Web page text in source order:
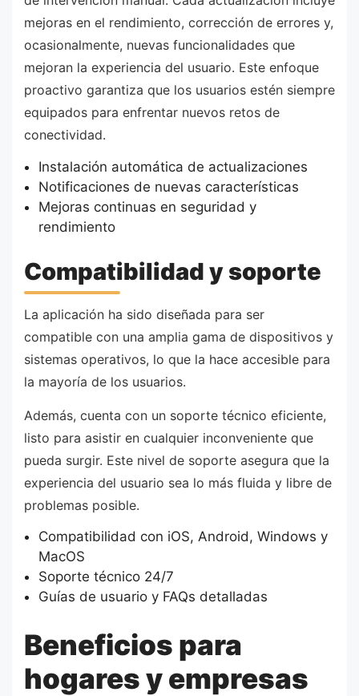
mejoras en el rendimiento, corrección de errores y,
ocasionalmente, nuevas funcionalidades que
mejoran la experiencia del usuario. Este enfoque
proactivo garantiza que los usuarios estén siempre
equipados para enfrentar nuevos retos de
conectividad.
Instalación automática de actualizaciones
Notificaciones de nuevas características
Mejoras continuas en seguridad y
rendimiento
Compatibilidad y soporte
La aplicación ha sido diseñada para ser
compatible con una amplia gama de dispositivos y
sistemas operativos, lo que la hace accesible para
la mayoría de los usuarios.
Además, cuenta con un soporte técnico eficiente,
listo para asistir en cualquier inconveniente que
pueda surgir. Este nivel de soporte asegura que la
experiencia del usuario sea lo más fluida y libre de
problemas posible.
Compatibilidad con iOS, Android, Windows y
MacOS
Soporte técnico 24/7
Guías de usuario y FAQs detalladas
Beneficios para
hogares y empresas